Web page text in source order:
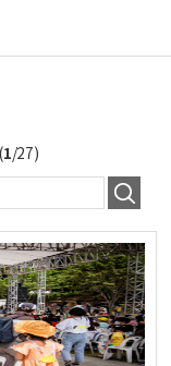
1/27)